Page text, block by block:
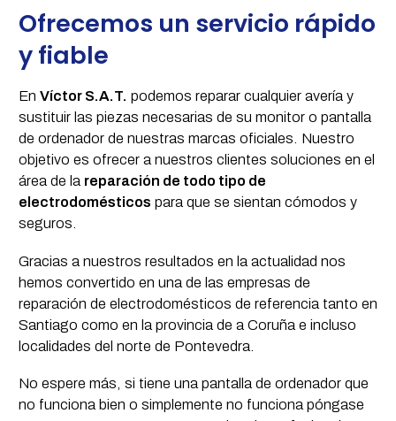
Ofrecemos un servicio rápido
y fiable
En Víctor S.A.T. podemos reparar cualquier avería y
sustituir las piezas necesarias de su monitor o pantalla
de ordenador de nuestras marcas oficiales. Nuestro
objetivo es ofrecer a nuestros clientes soluciones en el
área de la reparación de todo tipo de
electrodomésticos para que se sientan cómodos y
seguros.
Gracias a nuestros resultados en la actualidad nos
hemos convertido en una de las empresas de
reparación de electrodomésticos de referencia tanto en
Santiago como en la provincia de a Coruña e incluso
localidades del norte de Pontevedra.
No espere más, si tiene una pantalla de ordenador que
no funciona bien o simplemente no funciona póngase